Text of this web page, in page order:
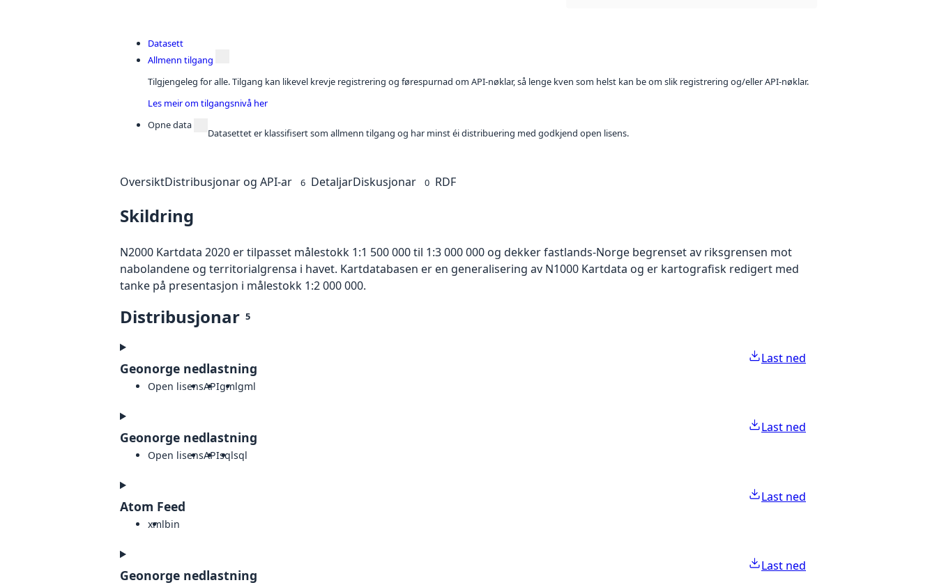
Datasett
Allmenn tilgang
Tilgjengeleg for alle. Tilgang kan likevel krevje registrering og førespurnad om API-nøklar, så lenge kven som helst kan be om slik registrering og/eller API-nøklar.
Les meir om tilgangsnivå her
Opne data
Datasettet er klassifisert som allmenn tilgang og har minst éi distribuering med godkjend open lisens.
OversiktDistribusjonar og API-ar 6 DetaljarDiskusjonar 0 RDF
Skildring
N2000 Kartdata 2020 er tilpasset målestokk 1:1 500 000 til 1:3 000 000 og dekker fastlands-Norge begrenset av riksgrensen mot
nabolandene og territorialgrensa i havet. Kartdatabasen er en generalisering av N1000 Kartdata og er kartografisk redigert med
tanke på presentasjon i målestokk 1:2 000 000.
Distribusjonar 5
Geonorge nedlastning
Open lisensAPIgmlgml
Last ned
Geonorge nedlastning
Open lisensAPIsqlsql
Last ned
Atom Feed
xmlbin
Last ned
Geonorge nedlastning
Last ned